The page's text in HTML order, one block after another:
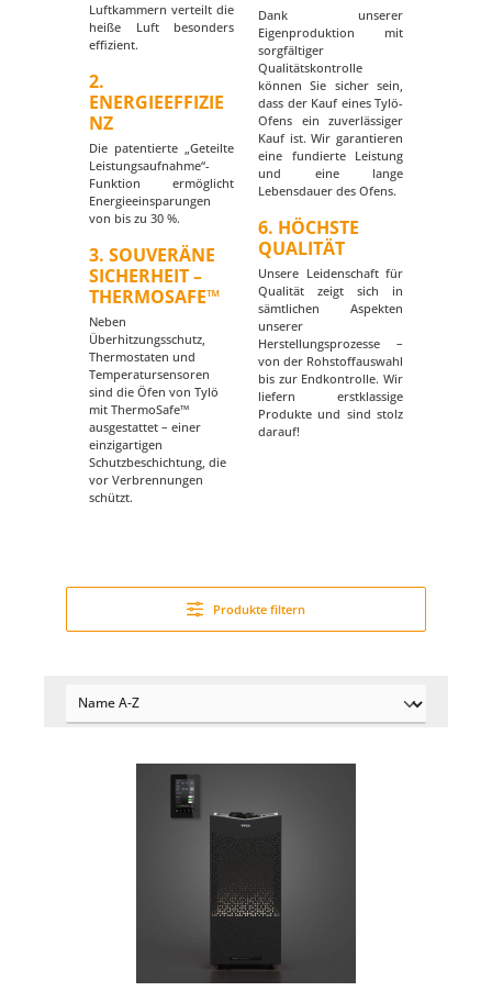
Luftkammern verteilt die
heiße Luft besonders
effizient.
2.
ENERGIEEFFIZIE
NZ
Die patentierte „Geteilte
Leistungsaufnahme“-
Funktion ermöglicht
Energieeinsparungen
von bis zu 30 %.
3. SOUVERÄNE
SICHERHEIT –
THERMOSAFE™
Neben
Überhitzungsschutz,
Thermostaten und
Temperatursensoren
sind die Öfen von Tylö
mit ThermoSafe™
ausgestattet – einer
einzigartigen
Schutzbeschichtung, die
vor Verbrennungen
schützt.
Dank unserer
Eigenproduktion mit
sorgfältiger
Qualitätskontrolle
können Sie sicher sein,
dass der Kauf eines Tylö-
Ofens ein zuverlässiger
Kauf ist. Wir garantieren
eine fundierte Leistung
und eine lange
Lebensdauer des Ofens.
6. HÖCHSTE
QUALITÄT
Unsere Leidenschaft für
Qualität zeigt sich in
sämtlichen Aspekten
unserer
Herstellungsprozesse –
von der Rohstoffauswahl
bis zur Endkontrolle. Wir
liefern erstklassige
Produkte und sind stolz
darauf!
Produkte filtern